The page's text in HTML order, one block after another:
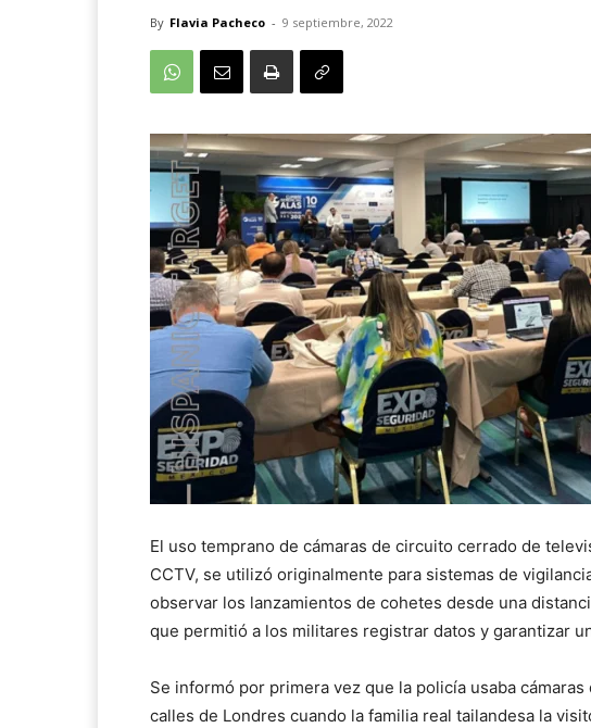
By Flavia Pacheco - 9 septiembre, 2022
El uso temprano de cámaras de circuito cerrado de
CCTV, se utilizó originalmente para sistemas de
observar los lanzamientos de cohetes desde una
que permitió a los militares registrar datos y garantizar
Se informó por primera vez que la policía usaba
calles de Londres cuando la familia real tailandesa la